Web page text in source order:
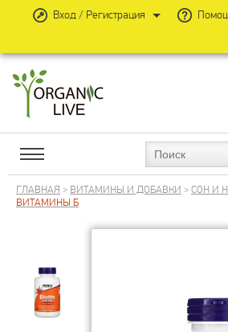
ГЛАВНАЯ > ВИТАМИНЫ И ДОБАВКИ >СОН И
ВИТАМИНЫ Б
Вход / Регистрация